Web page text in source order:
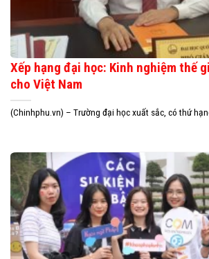
Xếp hạng đại học: Kinh nghiệm thế
cho Việt Nam
(Chinhphu.vn) – Trường đại học xuất sắc, có thứ